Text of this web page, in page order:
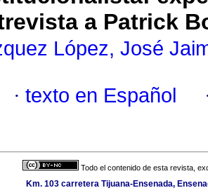
a Patrick
López, José
· texto en Español
Todo el contenido de esta revista,
Km. 103 carretera Tijuana-Ensenada,